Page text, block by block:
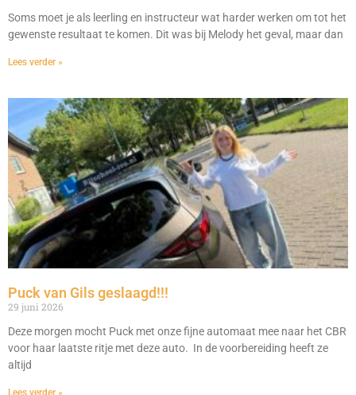
Soms moet je als leerling en instructeur wat harder werken om tot het
gewenste resultaat te komen. Dit was bij Melody het geval, maar dan
Lees verder »
Puck van Gils geslaagd!!!
29 juni 2026
Deze morgen mocht Puck met onze fijne automaat mee naar het CBR
voor haar laatste ritje met deze auto. In de voorbereiding heeft ze
altijd